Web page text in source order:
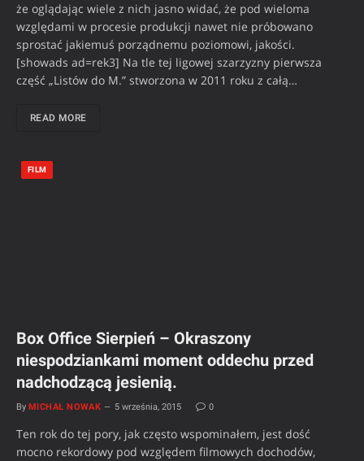
że oglądając wiele z nich jasno widać, że pod wieloma
względami w procesie produkcji nawet nie próbowano
sprostać jakiemuś porządnemu poziomowi, jakości.
[showads ad=rek3] Na tle tej ligowej szarzyzny pierwsza
część „Listów do M.” stworzona w 2011 roku z całą…
READ MORE
FILM
Box Office Sierpień – Okraszony
niespodziankami moment oddechu przed
nadchodzącą jesienią.
By MICHAŁ NOWAK 5 września, 2015 0
Ten rok do tej pory, jak często wspominałem, jest dość
mocno rekordowy pod względem filmowych dochodów,